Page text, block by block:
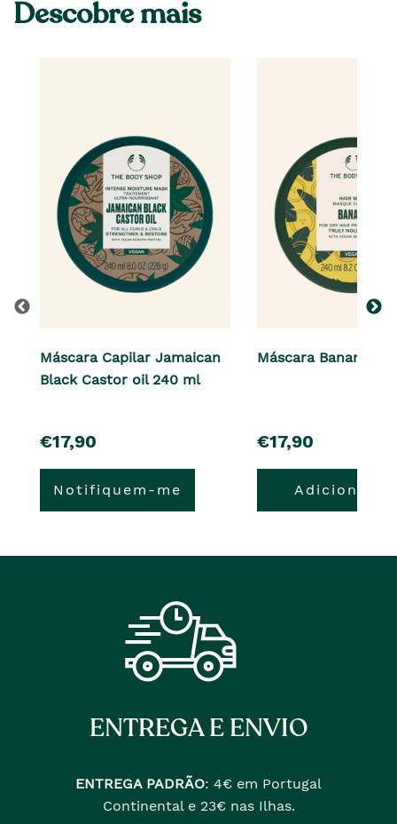
Descobre mais
Máscara Capilar Jamaican
Black Castor oil 240 ml
pre�o
€17,90
Notifiquem-me
Máscara Banana
pre�o
€17,90
Adicionar
ENTREGA E ENVIO
ENTREGA PADRÃO: 4€ em Portugal
Continental e 23€ nas Ilhas.